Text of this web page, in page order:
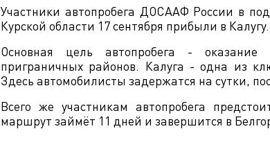
Участники автопробега ДОСААФ России в
Курской области 17 сентября прибыли в Калугу.
Основная цель автопробега -
приграничных районов. Калуга - одна из
Здесь автомобилисты задержатся на сутки,
Всего же участникам автопробега
маршрут займёт 11 дней и завершится в